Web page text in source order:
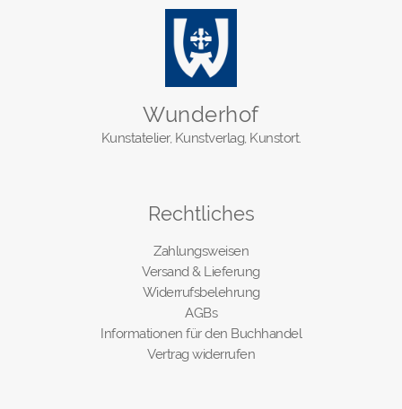
Wunderhof
Kunstatelier, Kunstverlag, Kunstort.
Rechtliches
Zahlungsweisen
Versand & Lieferung
Widerrufsbelehrung
AGBs
Informationen für den Buchhandel
Vertrag widerrufen